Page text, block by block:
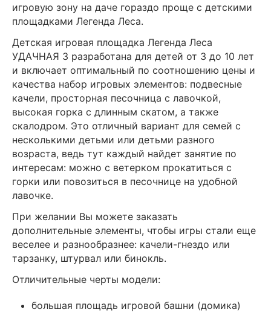
игровую зону на даче гораздо проще с детскими
площадками Легенда Леса.
Детская игровая площадка Легенда Леса
УДАЧНАЯ 3 разработана для детей от 3 до 10 лет
и включает оптимальный по соотношению цены и
качества набор игровых элементов: подвесные
качели, просторная песочница с лавочкой,
высокая горка с длинным скатом, а также
скалодром. Это отличный вариант для семей с
несколькими детьми или детьми разного
возраста, ведь тут каждый найдет занятие по
интересам: можно с ветерком прокатиться с
горки или повозиться в песочнице на удобной
лавочке.
При желании Вы можете заказать
дополнительные элементы, чтобы игры стали еще
веселее и разнообразнее: качели-гнездо или
тарзанку, штурвал или бинокль.
Отличительные черты модели:
большая площадь игровой башни (домика)